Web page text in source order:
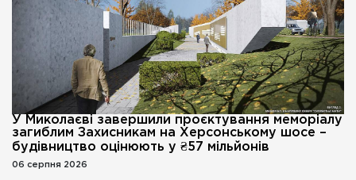
У Миколаєві завершили проєктування меморіалу
загиблим Захисникам на Херсонському шосе –
будівництво оцінюють у ₴57 мільйонів
06 серпня 2026